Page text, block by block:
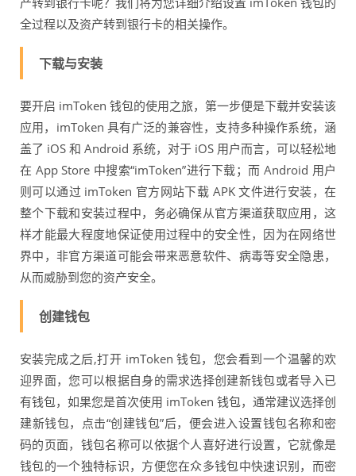
全过程以及资产转到银行卡的相关操作。
下载与安装
要开启 imToken 钱包的使用之旅，第一步便是下载并安装该
应用，imToken 具有广泛的兼容性，支持多种操作系统，涵
盖了 iOS 和 Android 系统，对于 iOS 用户而言，可以轻松地
在 App Store 中搜索“imToken”进行下载；而 Android 用户
则可以通过 imToken 官方网站下载 APK 文件进行安装，在
整个下载和安装过程中，务必确保从官方渠道获取应用，这
样才能最大程度地保证使用过程中的安全性，因为在网络世
界中，非官方渠道可能会带来恶意软件、病毒等安全隐患，
从而威胁到您的资产安全。
创建钱包
安装完成之后,打开 imToken 钱包，您会看到一个温馨的欢
迎界面，您可以根据自身的需求选择创建新钱包或者导入已
有钱包，如果您是首次使用 imToken 钱包，通常建议选择创
建新钱包，点击“创建钱包”后，便会进入设置钱包名称和密
码的页面，钱包名称可以依据个人喜好进行设置，它就像是
钱包的一个独特标识，方便您在众多钱包中快速识别，而密